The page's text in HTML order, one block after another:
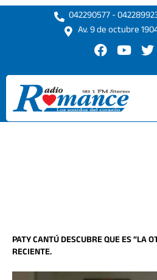
Ir
042290577 -
Av. 9 de octubre
F
c
e
b
o
o
Y
u
t
u
b
e
T
i
r
PATY CANTÚ DESCUBRE QUE ES “LA
RECIENTE.